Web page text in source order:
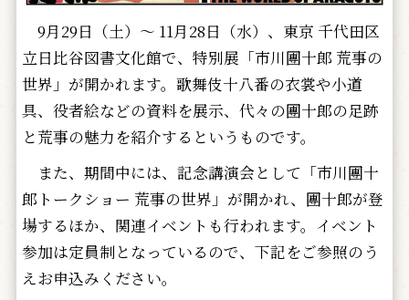
9月29日（土）～ 11月28日（水）、東京 千代田区
立日比谷図書文化館で、特別展「市川團十郎 荒事の
世界」が開かれます。歌舞伎十八番の衣裳や小道
具、役者絵などの資料を展示、代々の團十郎の足跡
と荒事の魅力を紹介するというものです。
また、期間中には、記念講演会として「市川團十
郎トークショー 荒事の世界」が開かれ、團十郎が登
場するほか、関連イベントも行われます。イベント
参加は定員制となっているので、下記をご参照のう
えお申込みください。